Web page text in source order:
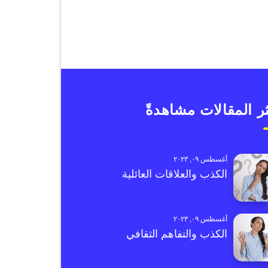
المقالات مشاهدةً
أغسطس ٠٩, ٢٠٢٣
الكذب والعلاقات العائلية
أغسطس ٠٩, ٢٠٢٣
الكذب والتفاهم الثقافي